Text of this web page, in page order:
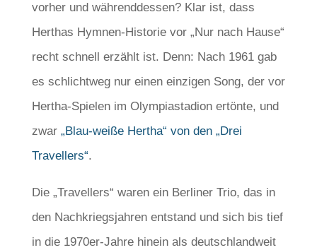
vorher und währenddessen? Klar ist, dass
Herthas Hymnen-Historie vor „Nur nach Hause“
recht schnell erzählt ist. Denn: Nach 1961 gab
es schlichtweg nur einen einzigen Song, der vor
Hertha-Spielen im Olympiastadion ertönte, und
zwar „Blau-weiße Hertha“ von den „Drei
Travellers“.
Die „Travellers“ waren ein Berliner Trio, das in
den Nachkriegsjahren entstand und sich bis tief
in die 1970er-Jahre hinein als deutschlandweit